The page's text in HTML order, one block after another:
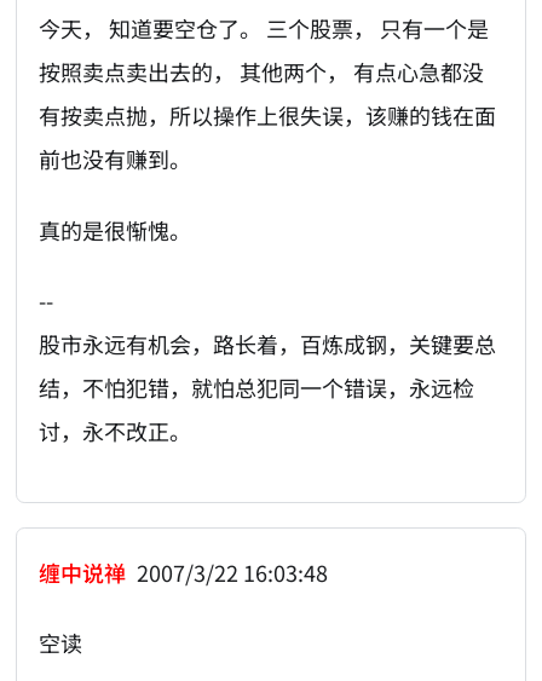
今天， 知道要空仓了。 三个股票， 只有一个是
按照卖点卖出去的， 其他两个， 有点心急都没
有按卖点抛，所以操作上很失误，该赚的钱在面
前也没有赚到。
真的是很惭愧。
--
股市永远有机会，路长着，百炼成钢，关键要总
结，不怕犯错，就怕总犯同一个错误，永远检
讨，永不改正。
缠中说禅 2007/3/22 16:03:48
空读